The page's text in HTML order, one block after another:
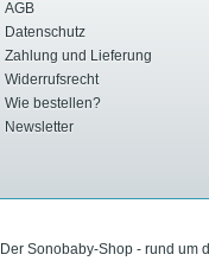
AGB
Datenschutz
Zahlung und Lieferung
Widerrufsrecht
Wie bestellen?
Newsletter
Der Sonobaby-Shop - rund um